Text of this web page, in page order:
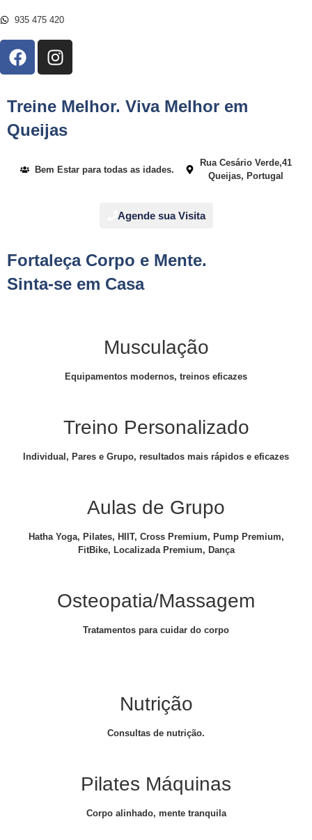
935 475 420
Treine Melhor. Viva Melhor em
Queijas
Bem Estar para todas as idades.
Rua Cesário Verde,41
Queijas, Portugal
Agende sua Visita
Fortaleça Corpo e Mente.
Sinta-se em Casa
Musculação
Equipamentos modernos, treinos eficazes
Treino Personalizado
Individual, Pares e Grupo, resultados mais rápidos e eficazes
Aulas de Grupo
Hatha Yoga, Pilates, HIIT, Cross Premium, Pump Premium,
FitBike, Localizada Premium, Dança
Osteopatia/Massagem
Tratamentos para cuidar do corpo
Nutrição
Consultas de nutrição.
Pilates Máquinas
Corpo alinhado, mente tranquila